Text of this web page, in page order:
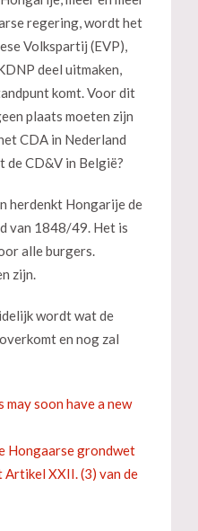
regering, wordt het
Volkspartij (EVP),
deel uitmaken,
komt. Voor dit
plaats moeten zijn
CDA in Nederland
de CD&V in België?
herdenkt Hongarije de
van 1848/49. Het is
alle burgers.
zijn.
wordt wat de
en nog zal
may soon have a new
Hongaarse grondwet
XXII. (3) van de